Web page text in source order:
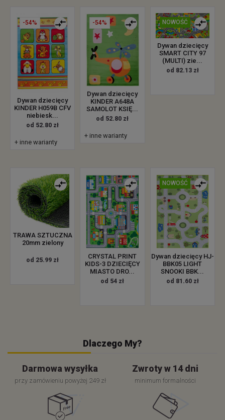
-54%
Dywan dziecięcy
KINDER H059B CFV
niebiesk...
od 52.80 zł
+ inne warianty
-54%
Dywan dziecięcy
KINDER A648A
SAMOLOT KSIĘ...
od 52.80 zł
+ inne warianty
NOWOŚĆ
Dywan dziecięcy
SMART CITY 97
(MULTI) zie...
od 82.13 zł
TRAWA SZTUCZNA
20mm zielony
od 25.99 zł
CRYSTAL PRINT
KIDS-3 DZIECIĘCY
MIASTO DRO...
od 54 zł
NOWOŚĆ
Dywan dziecięcy HJ-
BBK05 LIGHT
SNOOKI BBK...
od 81.60 zł
Dlaczego My?
Darmowa wysyłka
przy zamówieniu powyżej 249 zł
Zwroty w 14 dni
minimum formalności